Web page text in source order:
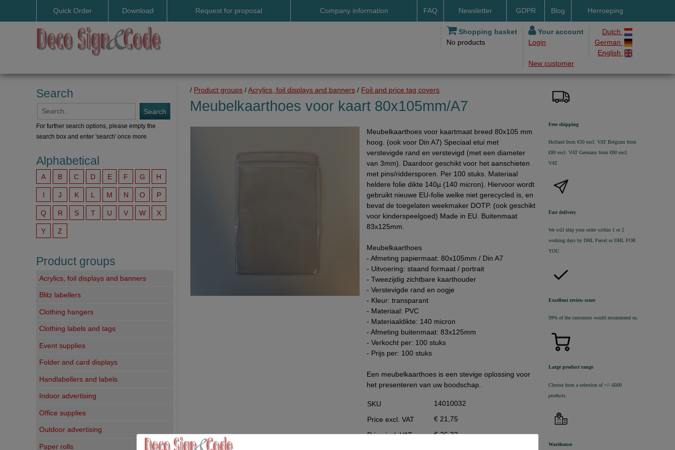
Quick Order Download
User manuals
Request for proposal Company information
Data Processing Agreement
Change of delivery address
FAQ
Payment methods
Delivery by DHL
Newsletter GDPR Blog Herroeping
Shopping basket
No products
Your account
Login
New customer
Dutch
German
English
Search
For further search options, please empty the
search box and enter 'search' once more
Alphabetical
A B C D E F G H
I J K L M N O P
Q R S T U V W X
Y Z
Product groups
Acrylics, foil displays and banners
Blitz labellers
Clothing hangers
Clothing labels and tags
Event supplies
Folder and card displays
Handlabellers and labels
Indoor advertising
Office supplies
Outdoor advertising
Paper rolls
/ Product groups /Acrylics, foil displays and banners / Foil and price tag covers
Meubelkaarthoes voor kaart 80x105mm/A7
Meubelkaarthoes voor kaartmaat breed 80x105 mm
hoog. (ook voor Din A7) Speciaal etui met
verstevigde rand en verstevigd (met een diameter
van 3mm). Daardoor geschikt voor het aanschieten
met pins/riddersporen. Per 100 stuks. Materiaal
heldere folie dikte 140µ (140 micron). Hiervoor wordt
gebruikt nieuwe EU-folie welke niet gerecycled is, en
bevat de toegelaten weekmaker DOTP. (ook geschikt
voor kinderspeelgoed) Made in EU. Buitenmaat
83x125mm.
Meubelkaarthoes
- Afmeting papiermaat: 80x105mm / Din A7
- Uitvoering: staand formaat / portrait
- Tweezijdig zichtbare kaarthouder
- Verstevigde rand en oogje
- Kleur: transparant
- Materiaal: PVC
- Materiaaldikte: 140 micron
- Afmeting buitenmaat: 83x125mm
- Verkocht per: 100 stuks
- Prijs per: 100 stuks
Een meubelkaarthoes is een stevige oplossing voor
het presenteren van uw boodschap.
SKU
14010032
Price excl. VAT
€ 21,75
Price incl. VAT
€ 26,32
Free shipping
Holland from €50 excl. VAT Belgium from
€80 excl. VAT Germany from €80 excl.
VAT
Fast delivery
We will ship your order within 1 or 2
working days by DHL Parcel or DHL FOR
YOU.
Excellent review score
99% of the customers would recommend us.
Large product range
Choose from a selection of +/- 6000
products.
Warehouse